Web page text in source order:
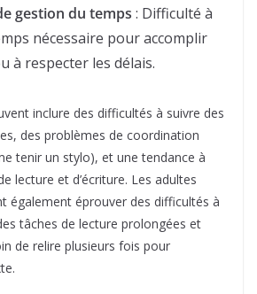
gestion du temps : Difficulté à
nécessaire pour accomplir
à respecter les délais.
inclure des difficultés à suivre des
des problèmes de coordination
tenir un stylo), et une tendance à
lecture et d’écriture. Les adultes
également éprouver des difficultés à
tâches de lecture prolongées et
de relire plusieurs fois pour